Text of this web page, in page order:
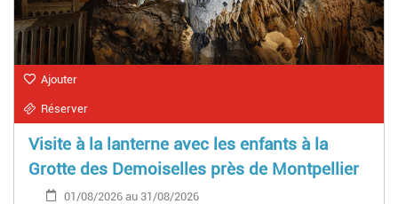
Ajouter
Réserver
Visite à la lanterne avec les enfants à la
Grotte des Demoiselles près de Montpellier
01/08/2026 au 31/08/2026